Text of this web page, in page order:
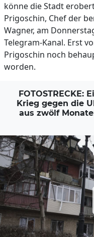
könne die Stadt
Prigoschin, Chef der
Wagner, am
Telegram-Kanal. Erst
Prigoschin noch
worden.
FOTOSTRECKE:
Krieg gegen die
aus zwölf